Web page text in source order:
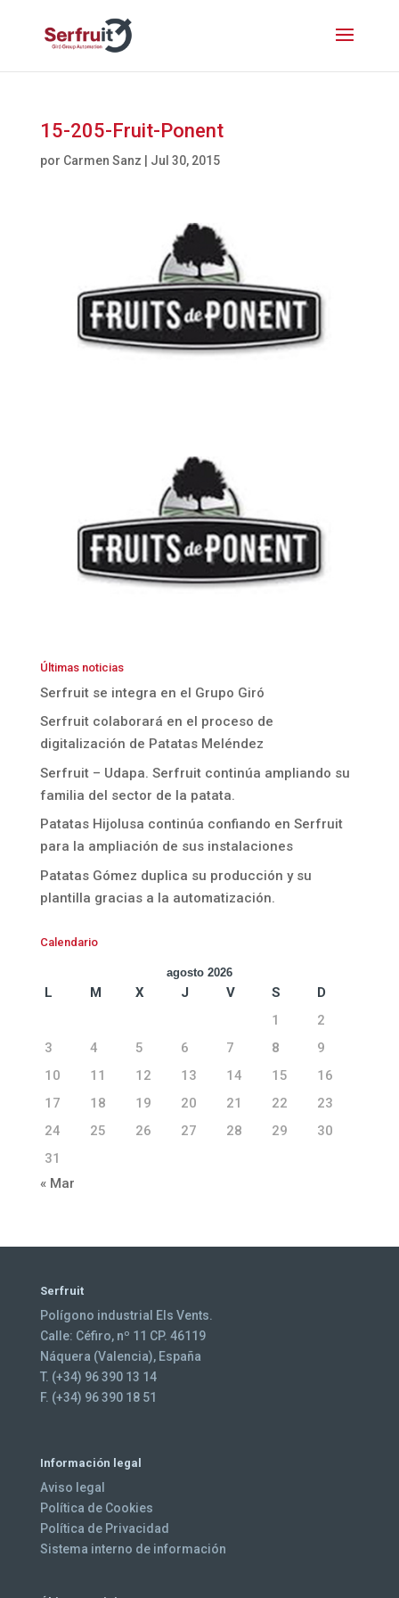
15-205-Fruit-Ponent
por Carmen Sanz Jul 30, 2015
Últimas noticias
Serfruit se integra en el Grupo Giró
Serfruit colaborará en el proceso de
digitalización de Patatas Meléndez
Serfruit – Udapa. Serfruit continúa ampliando su
familia del sector de la patata.
Patatas Hijolusa continúa confiando en Serfruit
para la ampliación de sus instalaciones
Patatas Gómez duplica su producción y su
plantilla gracias a la automatización.
Calendario
agosto 2026
L M X J V S
D
1
2
3
4 5 6 7 8
9
10
11 12 13 14 15
16
17
18 19 20 21 22
23
24
25 26 27 28 29
30
31
« Mar
Serfruit
Polígono industrial Els Vents.
Calle: Céfiro, nº 11 CP. 46119
Náquera (Valencia), España
T. (+34) 96 390 13 14
F. (+34) 96 390 18 51
Información legal
Aviso legal
Política de Cookies
Política de Privacidad
Sistema interno de información